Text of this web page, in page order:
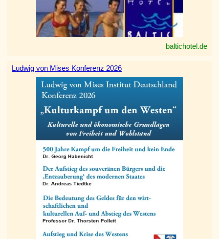
baltichotel.de
Ludwig von Mises Konferenz 2026